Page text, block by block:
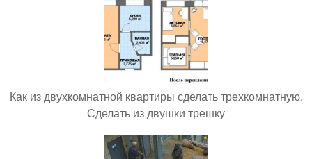
Как из двухкомнатной квартиры сделать трехкомнатную.
Сделать из двушки трешку